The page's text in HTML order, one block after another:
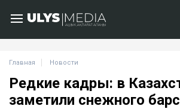
Главная Новости
Редкие кадры: в
заметили снежного